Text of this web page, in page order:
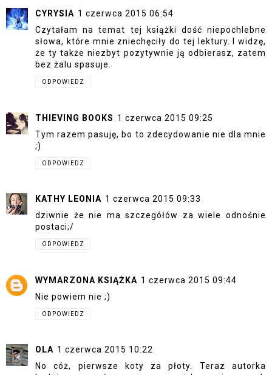
CYRYSIA 1 czerwca 2015 06:54
Czytałam na temat tej książki dość niepochlebne
słowa, które mnie zniechęciły do tej lektury. I widzę,
że ty także niezbyt pozytywnie ją odbierasz, zatem
bez żalu spasuje.
ODPOWIEDZ
THIEVING BOOKS 1 czerwca 2015 09:25
Tym razem pasuję, bo to zdecydowanie nie dla mnie
;)
ODPOWIEDZ
KATHY LEONIA 1 czerwca 2015 09:33
dziwnie że nie ma szczegółów za wiele odnośnie
postaci;/
ODPOWIEDZ
WYMARZONA KSIĄŻKA 1 czerwca 2015 09:44
Nie powiem nie ;)
ODPOWIEDZ
OLA 1 czerwca 2015 10:22
No cóż, pierwsze koty za płoty. Teraz autorka